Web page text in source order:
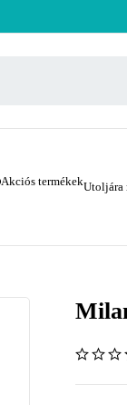
Akciós termékekUtoljára